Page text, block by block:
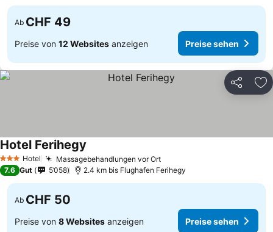
Ab CHF 49
Preise von 12 Websites anzeigen Preise sehen
Teilen
3 SterneHotel Massagebehandlungen vor Ort
Hotel Ferihegy
7.6 Gut 5’058 2.4 km bis Flughafen Ferihegy
Ab CHF 50
Preise von 8 Websites anzeigen Preise sehen